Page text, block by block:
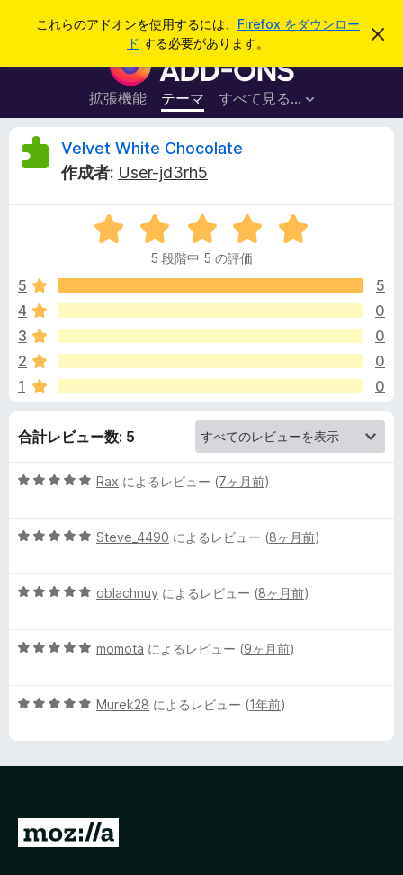
これらのアドオンを使用するには、 Firefox をダウンロー
ド する必要があります。
こ
を
F
i
r
e
x
ラ
ウ
ザ
ー
ド
オ
ン
拡張機能 テーマ すべて見る...
ログイン
V
v
e
t
h
t
e
C
o
c
l
Velvet White Chocolate
作成者: User-jd3rh5
5
段
中
の
価
5 段階中 5 の評価
5
5
4
0
3
0
2
0
1
0
合計レビュー数: 5
5
中
評
Rax によるレビュー (7ヶ月前)
5
中
評
Steve_4490 によるレビュー (8ヶ月前)
5
中
評
oblachnuy によるレビュー (8ヶ月前)
5
中
momota によるレビュー (9ヶ月前)
5
評
価
Murek28 によるレビュー (1年前)
M